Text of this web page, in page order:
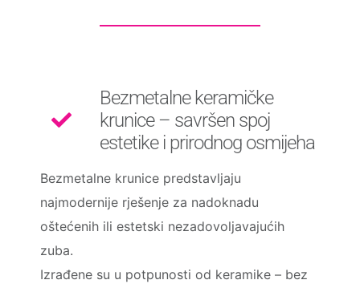
Bezmetalne keramičke
krunice – savršen spoj
estetike i prirodnog osmijeha
Bezmetalne krunice predstavljaju
najmodernije rješenje za nadoknadu
oštećenih ili estetski nezadovoljavajućih
zuba.
Izrađene su u potpunosti od keramike – bez